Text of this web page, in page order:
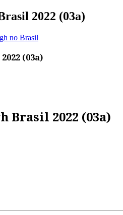
2022 (03a)
no Brasil
(03a)
Brasil 2022 (03a)